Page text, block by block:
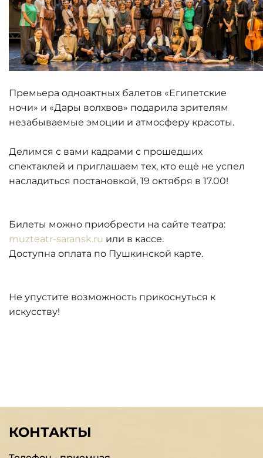
Премьера одноактных балетов «Египетские
ночи» и «Дары волхвов» подарила зрителям
незабываемые эмоции и атмосферу красоты.
Делимся с вами кадрами с прошедших
спектаклей и приглашаем тех, кто ещё не успел
насладиться постановкой, 19 октября в 17.00!
Билеты можно приобрести на сайте театра:
muzteatr-saransk.ru или в кассе.
Доступна оплата по Пушкинской карте.
Не упустите возможность прикоснуться к
искусству!
КОНТАКТЫ